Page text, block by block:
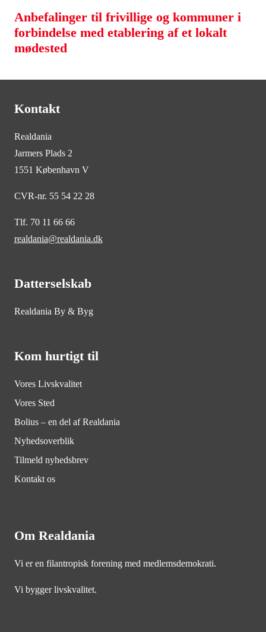
Anbefalinger til frivillige og kommuner i
forbindelse med etablering af et lokalt
mødested
Kontakt
Realdania
Jarmers Plads 2
1551 København V
CVR-nr. 55 54 22 28
Tlf. 70 11 66 66
realdania@realdania.dk
Datterselskab
Realdania By & Byg
Kom hurtigt til
Vores Livskvalitet
Vores Sted
Bolius – en del af Realdania
Nyhedsoverblik
Tilmeld nyhedsbrev
Kontakt os
Om Realdania
Vi er en filantropisk forening med medlemsdemokrati.
Vi bygger livskvalitet.